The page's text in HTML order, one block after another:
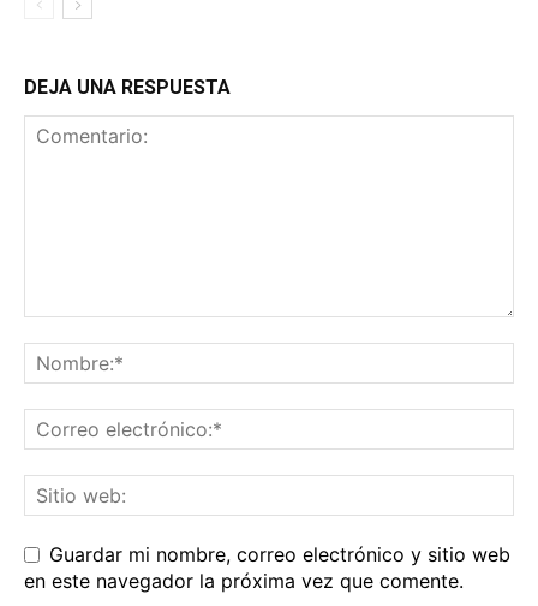
DEJA UNA RESPUESTA
Guardar mi nombre, correo electrónico y sitio web
en este navegador la próxima vez que comente.